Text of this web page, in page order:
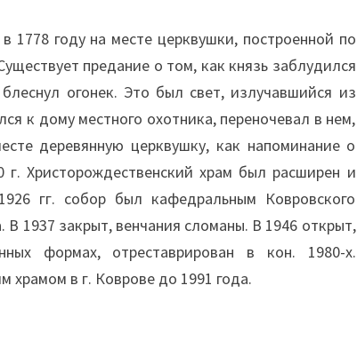
1778 году на месте церквушки, построенной по
предание о том, как князь заблудился
огонек. Это был свет, излучавшийся из
к дому местного охотника, переночевал в нем,
деревянную церквушку, как напоминание о
Христорождественский храм был расширен и
гг. собор был кафедральным Ковровского
1937 закрыт, венчания сломаны. В 1946 открыт,
формах, отреставрирован в кон. 1980-х.
храмом в г. Коврове до 1991 года.